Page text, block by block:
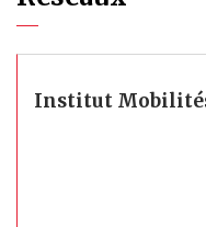
Institut